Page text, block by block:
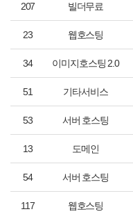
207 빌더무료
23 웹호스팅
34 이미지호스팅 2.0
51 기타서비스
53 서버 호스팅
13 도메인
54 서버 호스팅
117 웹호스팅